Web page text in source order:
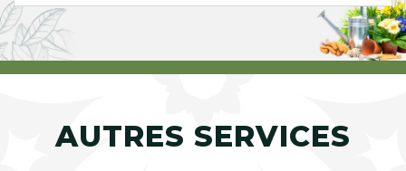
AUTRES SERVICES